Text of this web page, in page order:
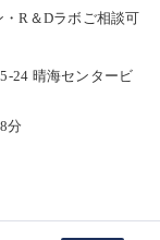
R＆Dラボご相談可
24 晴海センタービ
分